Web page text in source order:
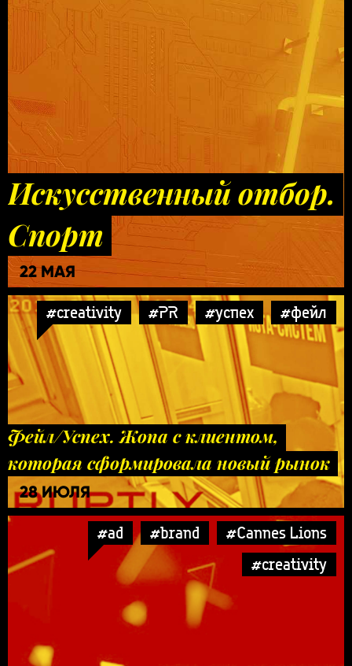
Искусственный отбор.
Спорт
22 МАЯ
#creativity #PR #успех #фейл
Фейл/Успех. Жопа с клиентом,
которая сформировала новый рынок
28 ИЮЛЯ
#ad #brand
#Cannes Lions
#creativity